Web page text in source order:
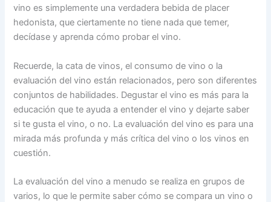
vino es simplemente una verdadera bebida de placer
hedonista, que ciertamente no tiene nada que temer,
decídase y aprenda cómo probar el vino.
Recuerde, la cata de vinos, el consumo de vino o la
evaluación del vino están relacionados, pero son diferentes
conjuntos de habilidades. Degustar el vino es más para la
educación que te ayuda a entender el vino y dejarte saber
si te gusta el vino, o no. La evaluación del vino es para una
mirada más profunda y más crítica del vino o los vinos en
cuestión.
La evaluación del vino a menudo se realiza en grupos de
varios, lo que le permite saber cómo se compara un vino o